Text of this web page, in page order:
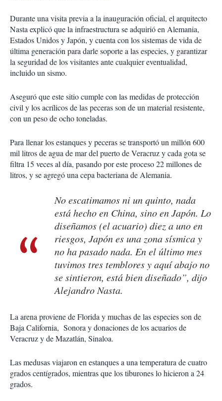
Durante una visita previa a la inauguración oficial, el arquitecto
Nasta explicó que la infraestructura se adquirió en Alemania,
Estados Unidos y Japón, y cuenta con los sistemas de vida de
última generación para darle soporte a las especies, y garantizar
la seguridad de los visitantes ante cualquier eventualidad,
incluido un sismo.
Aseguró que este sitio cumple con las medidas de protección
civil y los acrílicos de las peceras son de un material resistente,
con un peso de ocho toneladas.
Para llenar los estanques y peceras se transportó un millón 600
mil litros de agua de mar del puerto de Veracruz y cada gota se
filtra 15 veces al día, pasando por este proceso 22 millones de
litros, y se agregó una cepa bacteriana de Alemania.
No escatimamos ni un quinto, nada
está hecho en China, sino en Japón. Lo
diseñamos (el acuario) diez a uno en
riesgos, Japón es una zona sísmica y
no ha pasado nada. En el último mes
tuvimos tres temblores y aquí abajo no
se sintieron, está bien diseñado”, dijo
Alejandro Nasta.
La arena proviene de Florida y muchas de las especies son de
Baja California, Sonora y donaciones de los acuarios de
Veracruz y de Mazatlán, Sinaloa.
Las medusas viajaron en estanques a una temperatura de cuatro
grados centígrados, mientras que los tiburones lo hicieron a 24
grados.